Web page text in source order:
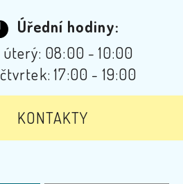
Úřední hodiny:
úterý: 08:00 - 10:00
čtvrtek: 17:00 - 19:00
KONTAKTY